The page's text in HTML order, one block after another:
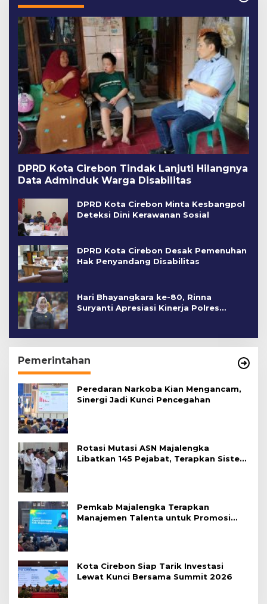
DPRD Kota Cirebon Tindak Lanjuti Hilangnya
Data Adminduk Warga Disabilitas
DPRD Kota Cirebon Minta Kesbangpol
Deteksi Dini Kerawanan Sosial
DPRD Kota Cirebon Desak Pemenuhan
Hak Penyandang Disabilitas
Hari Bhayangkara ke-80, Rinna
Suryanti Apresiasi Kinerja Polres
Pemerintahan
Peredaran Narkoba Kian Mengancam,
Sinergi Jadi Kunci Pencegahan
Rotasi Mutasi ASN Majalengka
Libatkan 145 Pejabat, Terapkan Sistem
Pemkab Majalengka Terapkan
Manajemen Talenta untuk Promosi
Kota Cirebon Siap Tarik Investasi
Lewat Kunci Bersama Summit 2026